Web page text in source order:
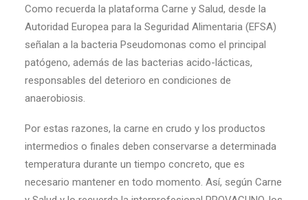
Como recuerda la plataforma Carne y Salud, desde la
Autoridad Europea para la Seguridad Alimentaria (EFSA)
señalan a la bacteria Pseudomonas como el principal
patógeno, además de las bacterias acido-lácticas,
responsables del deterioro en condiciones de
anaerobiosis.
Por estas razones, la carne en crudo y los productos
intermedios o finales deben conservarse a determinada
temperatura durante un tiempo concreto, que es
necesario mantener en todo momento. Así, según Carne